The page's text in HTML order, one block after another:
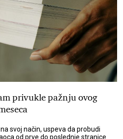
privukle pažnju ovog
svoj način, uspeva da probudi
od prve do poslednje stranice